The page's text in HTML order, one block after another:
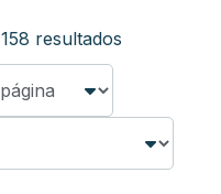
resultados